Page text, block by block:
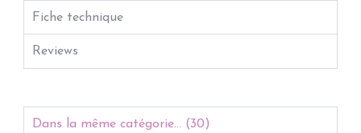
Fiche technique
Reviews
Dans la même catégorie... (30)